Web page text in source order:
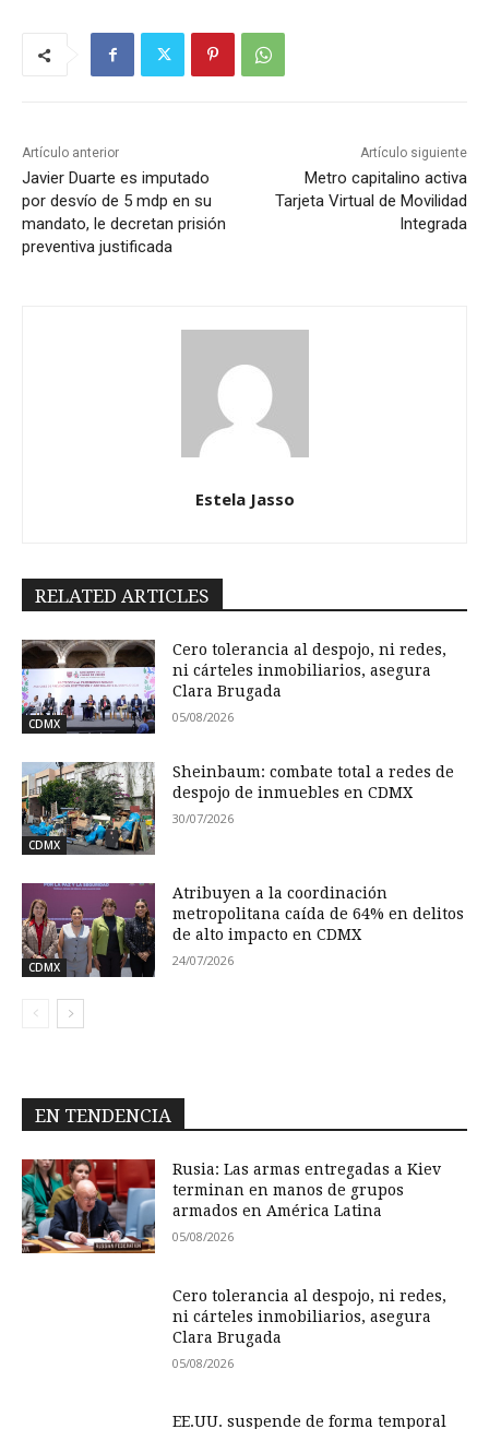
Artículo anterior
Javier Duarte es imputado
por desvío de 5 mdp en su
mandato, le decretan prisión
preventiva justificada
Artículo siguiente
Metro capitalino activa
Tarjeta Virtual de Movilidad
Integrada
Estela Jasso
RELATED ARTICLES
CDMX
Cero tolerancia al despojo, ni redes,
ni cárteles inmobiliarios, asegura
Clara Brugada
05/08/2026
CDMX
Sheinbaum: combate total a redes de
despojo de inmuebles en CDMX
30/07/2026
CDMX
Atribuyen a la coordinación
metropolitana caída de 64% en delitos
de alto impacto en CDMX
24/07/2026
EN TENDENCIA
Rusia: Las armas entregadas a Kiev
terminan en manos de grupos
armados en América Latina
05/08/2026
Cero tolerancia al despojo, ni redes,
ni cárteles inmobiliarios, asegura
Clara Brugada
05/08/2026
EE.UU. suspende de forma temporal